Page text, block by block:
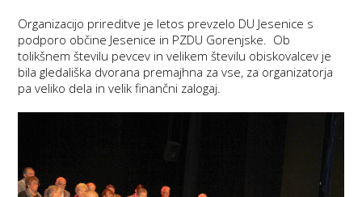
Organizacijo prireditve je letos prevzelo DU Jesenice s
podporo občine Jesenice in PZDU Gorenjske. Ob
tolikšnem številu pevcev in velikem številu obiskovalcev je
bila gledališka dvorana premajhna za vse, za organizatorja
pa veliko dela in velik finančni zalogaj.